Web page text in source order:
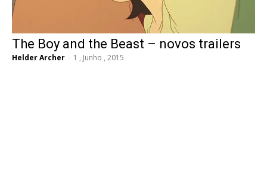
The Boy and the Beast – novos trailers
Helder Archer - 1 , Junho , 2015